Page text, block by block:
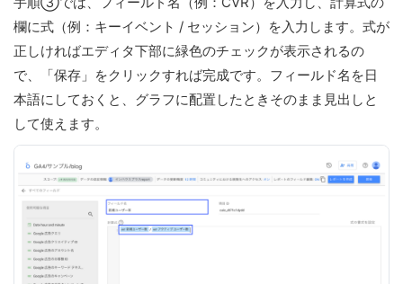
欄に式（例：キーイベント / セッション）を入力します。式が
正しければエディタ下部に緑色のチェックが表示されるの
で、「保存」をクリックすれば完成です。フィールド名を日
本語にしておくと、グラフに配置したときそのまま見出しと
して使えます。